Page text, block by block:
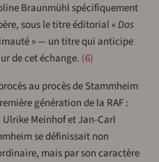
Braunmühl spécifiquement
sous le titre éditorial «Das
» — un titre qui anticipe
de cet échange. 6
au procès de Stammheim
génération de la RAF :
Ulrike Meinhof et Jan-Carl
se définissait non
mais par son caractère